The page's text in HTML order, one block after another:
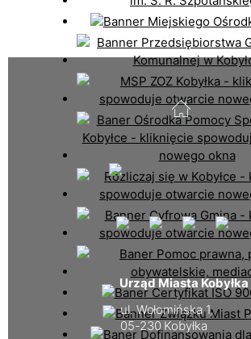
Urząd Miasta Kobyłka
ul. Wołomińska 1,
05-230 Kobyłka